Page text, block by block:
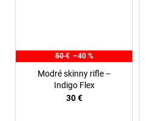
50 € –40 %
Modré skinny rifle –
Indigo Flex
30 €